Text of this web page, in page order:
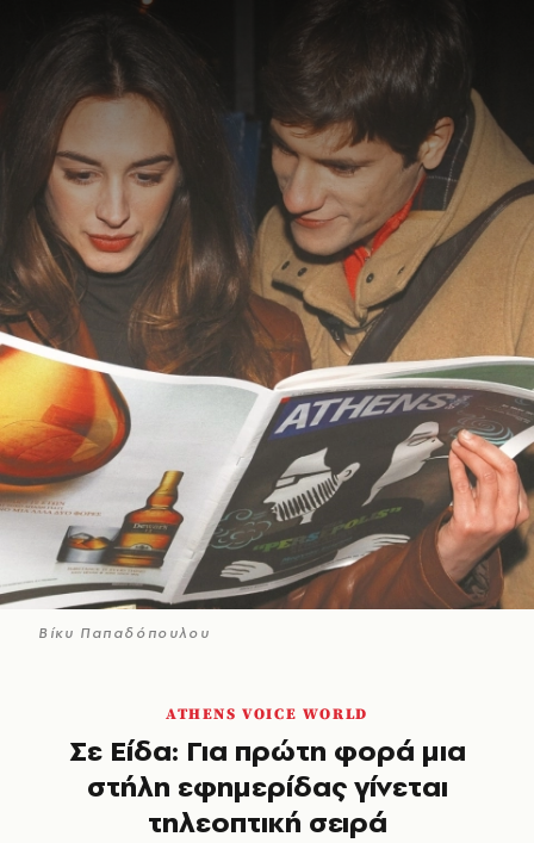
Βίκυ Παπαδόπουλου
ATHENS VOICE WORLD
Σε Είδα: Για πρώτη φορά μια
στήλη εφημερίδας γίνεται
τηλεοπτική σειρά